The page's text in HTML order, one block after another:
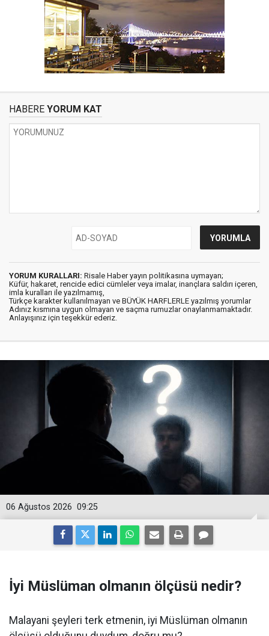
HABERE YORUM KAT
YORUM KURALLARI: Risale Haber yayın politikasına uymayan;
Küfür, hakaret, rencide edici cümleler veya imalar, inançlara saldırı içeren,
imla kuralları ile yazılmamış,
Türkçe karakter kullanılmayan ve BÜYÜK HARFLERLE yazılmış yorumlar
Adınız kısmına uygun olmayan ve saçma rumuzlar onaylanmamaktadır.
Anlayışınız için teşekkür ederiz.
09:25
06 Ağustos 2026
İyi Müslüman olmanın ölçüsü nedir?
Malayani şeyleri terk etmenin, iyi Müslüman olmanın